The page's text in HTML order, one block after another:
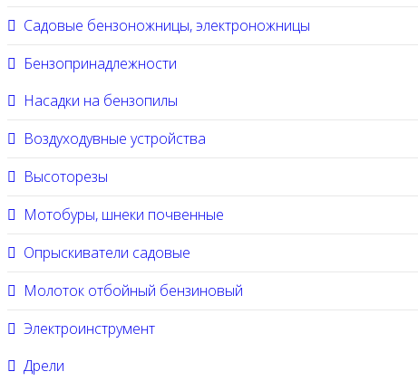
Садовые бензоножницы, электроножницы
Бензопринадлежности
Насадки на бензопилы
Воздуходувные устройства
Высоторезы
Мотобуры, шнеки почвенные
Опрыскиватели садовые
Молоток отбойный бензиновый
Электроинструмент
Дрели